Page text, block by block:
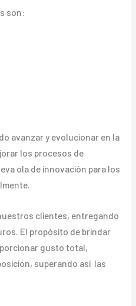
son:
avanzar y evolucionar en la
los procesos de
ola de innovación para los
clientes, entregando
El propósito de brindar
gusto total,
superando así las